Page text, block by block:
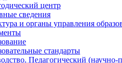
центр
сведения
и органы управления
стандарты
Педагогический (научно-